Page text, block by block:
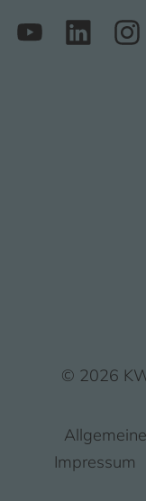
© 2026
Impressum